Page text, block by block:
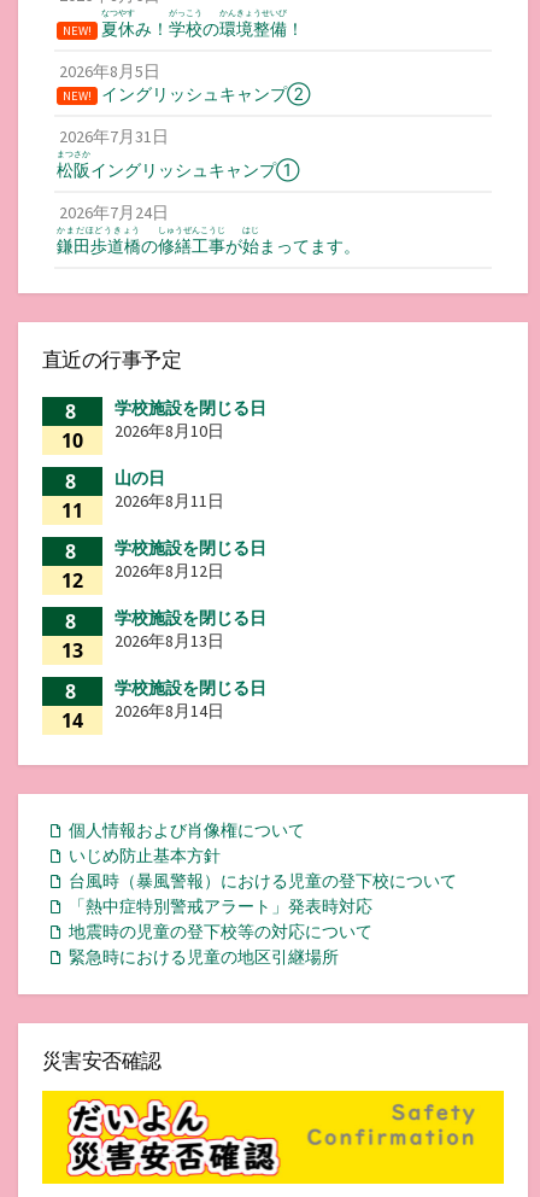
NEW! 夏休
なつやす
み！ 学校
がっこう
の環境整備
かんきょうせいび
！
2026年8月5日
NEW!
イングリッシュキャンプ②
2026年7月31日
松阪
まつさか
イングリッシュキャンプ①
2026年7月24日
鎌田歩道橋
かまだほどうきょう
の修繕工事
しゅうぜんこうじ
が始
はじ
まってます。
直近の行事予定
8
10
学校施設を閉じる日
2026年8月10日
8
11
山の日
2026年8月11日
8
12
学校施設を閉じる日
2026年8月12日
8
13
学校施設を閉じる日
2026年8月13日
8
14
学校施設を閉じる日
2026年8月14日
個人情報および肖像権について
いじめ防止基本方針
台風時（暴風警報）における児童の登下校について
「熱中症特別警戒アラート」発表時対応
地震時の児童の登下校等の対応について
緊急時における児童の地区引継場所
災害安否確認